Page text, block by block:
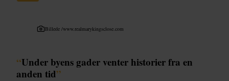
Billede /www.realmarykingsclose.com
“Under byens gader venter historier fra en
anden tid”